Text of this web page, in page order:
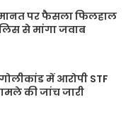
पर फैसला फिलहाल
से मांगा जवाब
में आरोपी STF
की जांच जारी